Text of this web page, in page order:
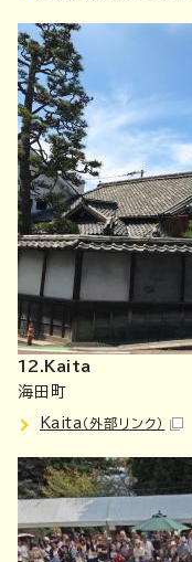
12.Kaita
海田町
Kaita （外部リンク）